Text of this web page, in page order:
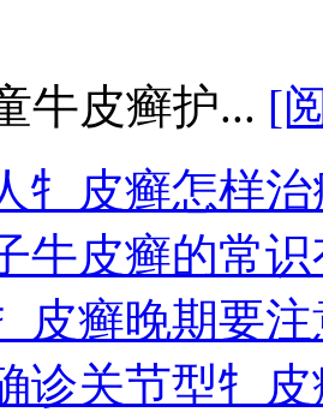
牛皮癣护... [
牜皮癣怎样
牛皮癣的常
皮癣晚期要
诊关节型牜